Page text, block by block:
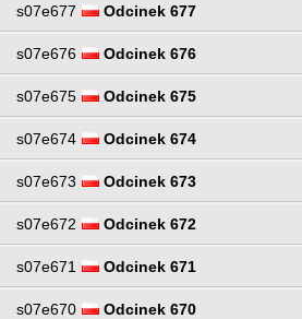
s07e677 Odcinek 677
s07e676 Odcinek 676
s07e675 Odcinek 675
s07e674 Odcinek 674
s07e673 Odcinek 673
s07e672 Odcinek 672
s07e671 Odcinek 671
s07e670 Odcinek 670